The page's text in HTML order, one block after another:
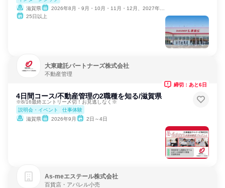
滋賀県
2026年8月・9月・10月・11月・12月、2027年1月
25日以上
大東建託パートナーズ株式会社
不動産管理
4日間コース/不動産管理の2職種を知る/滋賀県
※8/16最終エントリー〆切！お見逃しなく※
説明会・イベント
仕事体験
滋賀県
2026年9月 2日～4日
締切：あと6日
As‐meエステール株式会社
百貨店・アパレル小売